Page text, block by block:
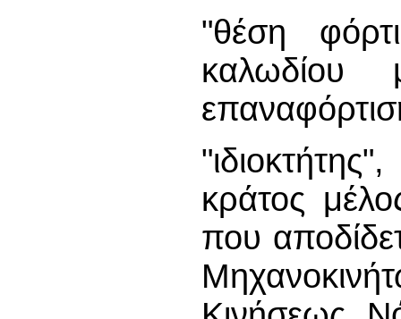
"θέση
καλωδίου
κράτος
που